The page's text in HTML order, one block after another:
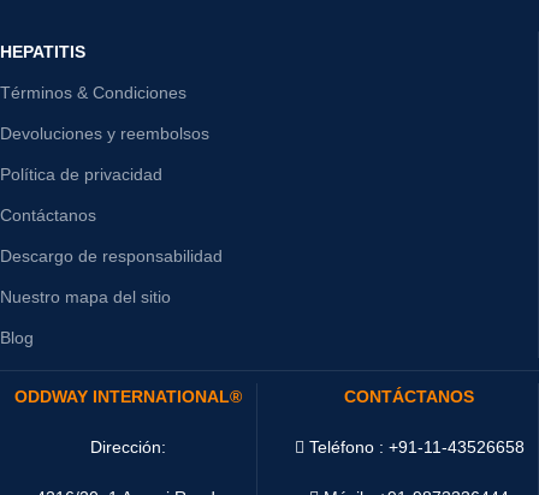
HEPATITIS
Términos & Condiciones
Devoluciones y reembolsos
Política de privacidad
Contáctanos
Descargo de responsabilidad
Nuestro mapa del sitio
Blog
ODDWAY INTERNATIONAL®
Dirección:
CONTÁCTANOS
Teléfono : +91-11-43526658